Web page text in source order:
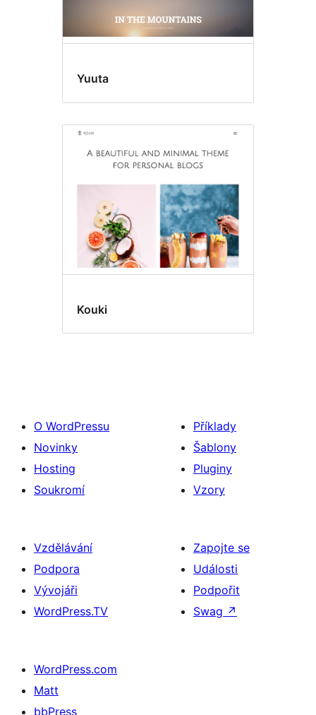
Yuuta
Kouki
O WordPressu
Novinky
Hosting
Soukromí
Příklady
Šablony
Pluginy
Vzory
Vzdělávání
Podpora
Vývojáři
WordPress.TV
Zapojte se
Události
Podpořit
Swag ↗
WordPress.com
Matt
bbPress